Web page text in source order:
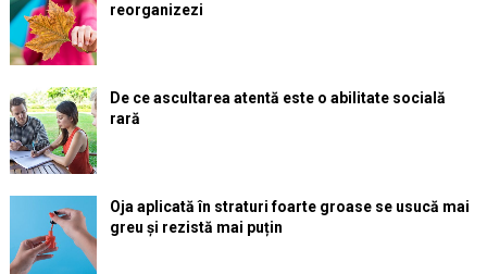
reorganizezi
De ce ascultarea atentă este o abilitate socială
rară
Oja aplicată în straturi foarte groase se usucă mai
greu și rezistă mai puțin